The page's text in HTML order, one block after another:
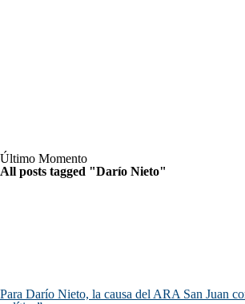
Último Momento
All posts tagged "Darío Nieto"
Para Darío Nieto, la causa del ARA San Juan